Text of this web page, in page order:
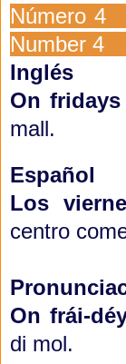
Inglés
On fridays
mall.
Español
Los
centro
On frái-
di mol.